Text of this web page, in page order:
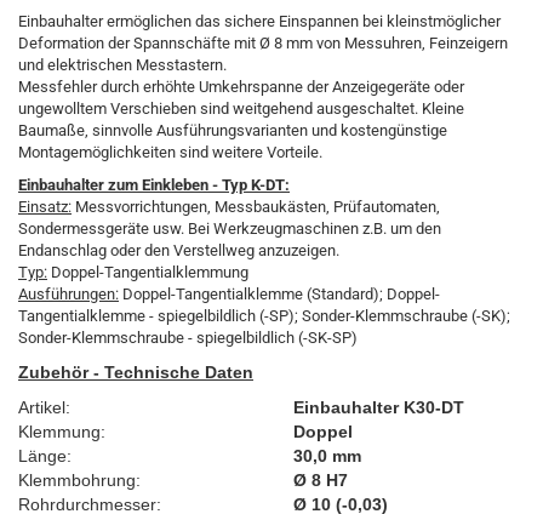
Einbauhalter ermöglichen das sichere Einspannen bei kleinstmöglicher
Deformation der Spannschäfte mit Ø 8 mm von Messuhren, Feinzeigern
und elektrischen Messtastern.
Messfehler durch erhöhte Umkehrspanne der Anzeigegeräte oder
ungewolltem Verschieben sind weitgehend ausgeschaltet. Kleine
Baumaße, sinnvolle Ausführungsvarianten und kostengünstige
Montagemöglichkeiten sind weitere Vorteile.
Einbauhalter zum Einkleben - Typ K-DT:
Einsatz: Messvorrichtungen, Messbaukästen, Prüfautomaten,
Sondermessgeräte usw. Bei Werkzeugmaschinen z.B. um den
Endanschlag oder den Verstellweg anzuzeigen.
Typ: Doppel-Tangentialklemmung
Ausführungen: Doppel-Tangentialklemme (Standard); Doppel-
Tangentialklemme - spiegelbildlich (-SP); Sonder-Klemmschraube (-SK);
Sonder-Klemmschraube - spiegelbildlich (-SK-SP)
Zubehör - Technische Daten
Artikel:
Einbauhalter K30-DT
Klemmung:
Doppel
Länge:
30,0 mm
Klemmbohrung:
Ø 8 H7
Rohrdurchmesser:
Ø 10 (-0,03)